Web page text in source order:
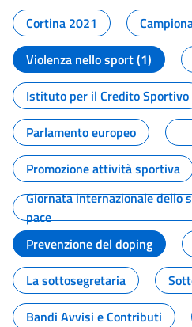
Cortina 2021
Violenza nello sport (1)
Istituto per il Credito Sportivo
Parlamento europeo
Promozione attività sportiva
Giornata internazionale dello
pace
Prevenzione del doping
La sottosegretaria
Bandi Avvisi e Contributi